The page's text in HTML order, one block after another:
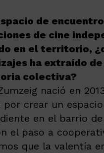
de
de cine
en el territorio,
ha extraído
colectiva?
nació en
por crear un
en el barrio
el paso a
que la valentía